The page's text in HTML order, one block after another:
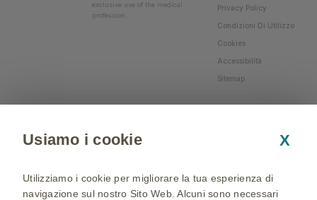
exclusive use of the medical
profession.
Privacy Policy
Condizioni Di Utilizzo
Cookies
Accessibilità
Sitemap
Usiamo i cookie X
Utilizziamo i cookie per migliorare la tua esperienza di
navigazione sul nostro Sito Web. Alcuni sono necessari